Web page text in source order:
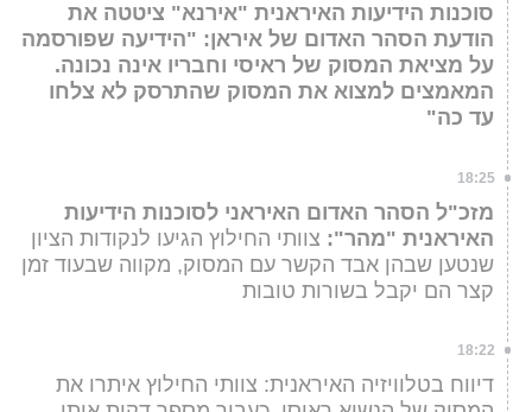
סוכנות הידיעות האיראנית "אירנא" ציטטה את
הודעת הסהר האדום של איראן: "הידיעה שפורסמה
על מציאת המסוק של ראיסי וחבריו אינה נכונה.
המאמצים למצוא את המסוק שהתרסק לא צלחו
עד כה"
18:25
מזכ"ל הסהר האדום האיראני לסוכנות הידיעות
האיראנית "מהר": צוותי החילוץ הגיעו לנקודות הציון
שנטען שבהן אבד הקשר עם המסוק, מקווה שבעוד זמן
קצר הם יקבל בשורות טובות
18:22
דיווח בטלוויזיה האיראנית: צוותי החילוץ איתרו את